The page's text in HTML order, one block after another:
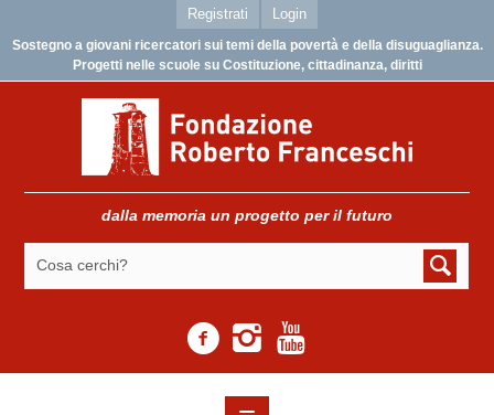
Registrati Login
Sostegno a giovani ricercatori sui temi della povertà e della disuguaglianza.
Progetti nelle scuole su Costituzione, cittadinanza, diritti
dalla memoria un progetto per il futuro